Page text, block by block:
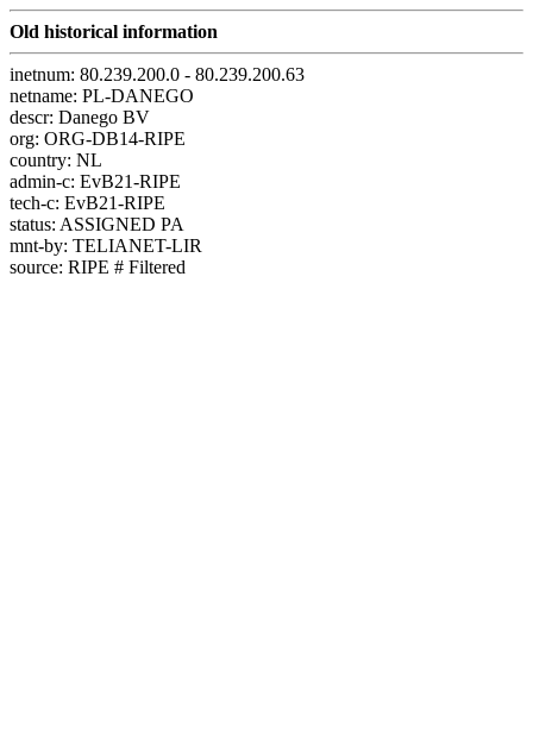
Old historical information
inetnum: 80.239.200.0 - 80.239.200.63
netname: PL-DANEGO
descr: Danego BV
org: ORG-DB14-RIPE
country: NL
admin-c: EvB21-RIPE
tech-c: EvB21-RIPE
status: ASSIGNED PA
mnt-by: TELIANET-LIR
source: RIPE # Filtered